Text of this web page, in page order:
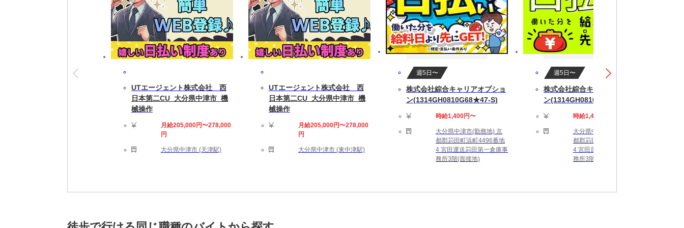
土日祝(会社カレンダー)
［年末年始・GW・お盆］長期休暇あり
【求める人材】
経験・資格不要！！
▼こちら1つでも当てはまる方大歓迎！!
・工場で働いてみたい
・コツコツする作業がすき
・夜勤・交替勤務でのお仕事をお探しの方
UTエージェント株式会社 西
日本第二CU_大分県中津市_機
械操作
月給205,000円〜278,000
円
大分県中津市 (天津駅)
UTエージェント株式会社 西
日本第二CU_大分県中津市_機
械操作
月給205,000円〜278,000
円
大分県中津市 (東中津駅)
週5日〜
株式会社綜合キャリアオプショ
ン(1314GH0810G68★47-S)
時給1,400円〜
大分県中津市(勤務地) 京
都郡苅田町浜町4496番地
4 宮田運送苅田第一倉庫事
務所3階(面接地)
週5日〜
株式会社綜合キャリアオプショ
ン(1314GH0810G68★54-S)
時給1,400円〜
大分県中津市(勤務地) 京
都郡苅田町浜町4496番地
4 宮田運送苅田第一倉庫事
務所3階(面接地)